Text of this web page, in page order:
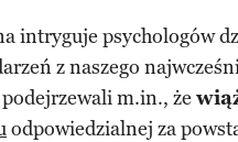
intryguje psychologów
z naszego
m.in., że
odpowiedzialnej za